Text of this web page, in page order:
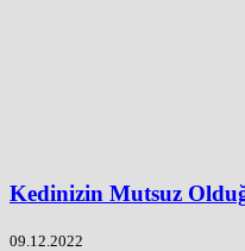
Kedinizin Mutsuz
09.12.2022